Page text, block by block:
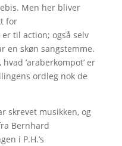
Men her bliver
for
til action; også selv
en skøn sangstemme.
’araberkompot’ er
ordleg nok de
skrevet musikken, og
Bernhard
i P.H.’s